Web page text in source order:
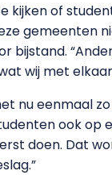
kijken of
gemeenten
bijstand.
wij met elkaar
nu eenmaal
ook op
doen. Dat